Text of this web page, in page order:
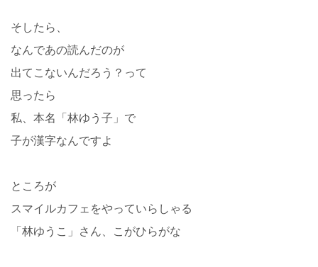
そしたら、
なんであの読んだのが
出てこないんだろう？って
思ったら
私、本名「林ゆう子」で
子が漢字なんですよ
ところが
スマイルカフェをやっていらしゃる
「林ゆうこ」さん、こがひらがな